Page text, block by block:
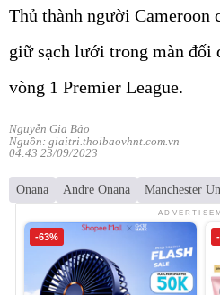
Thủ thành người Cameroon
giữ sạch lưới trong màn đối
vòng 1 Premier League.
Nguyễn Gia Bảo
Nguồn: giaitri.thoibaovhnt.com.vn
04:43 23/09/2023
Onana Andre Onana Manchester
-63%